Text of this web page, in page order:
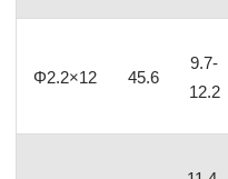
Φ2.2×12 45.6
9.7-
12.2